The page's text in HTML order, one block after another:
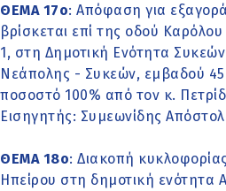
ΘΕΜΑ 17o: Απόφαση για
βρίσκεται επί της οδού
1, στη Δημοτική Ενότητα
Νεάπολης - Συκεών, εμβαδού
ποσοστό 100% από τον κ.
Εισηγητής: Συμεωνίδης
ΘΕΜΑ 18o: Διακοπή
Ηπείρου στη δημοτική ενότητα